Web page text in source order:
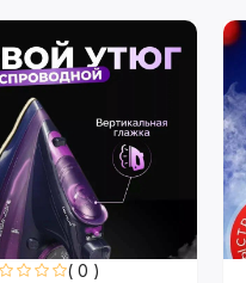
( 0 )